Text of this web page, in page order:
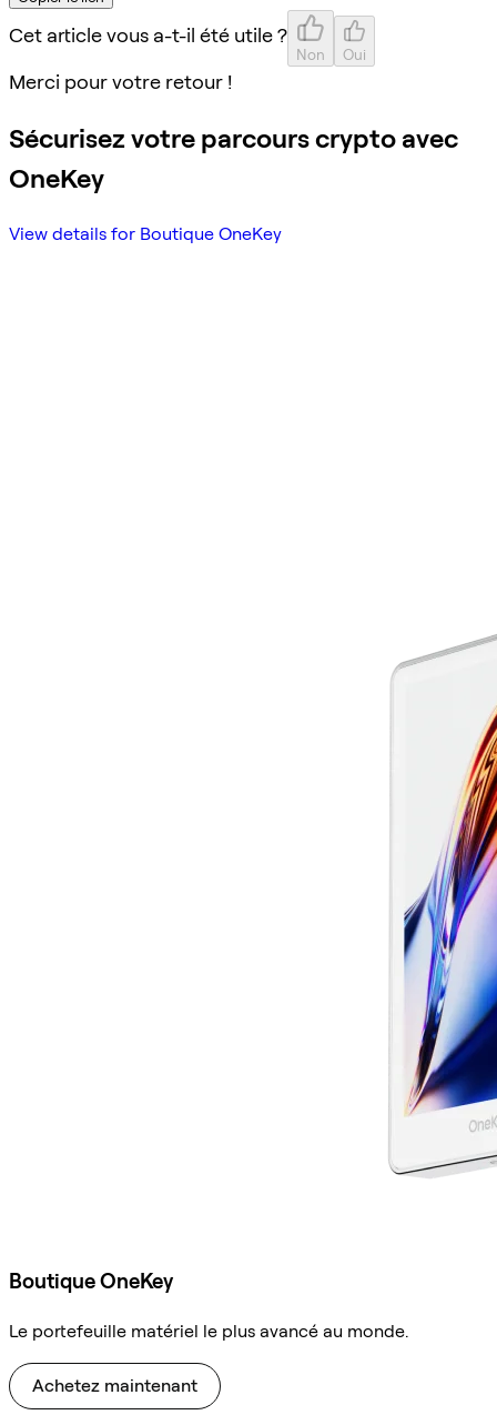
Cet article vous a-t-il été utile ?
Non Oui
Merci pour votre retour !
Sécurisez votre parcours crypto avec
OneKey
View details for Boutique OneKey
Boutique OneKey
Le portefeuille matériel le plus avancé au monde.
Achetez maintenant